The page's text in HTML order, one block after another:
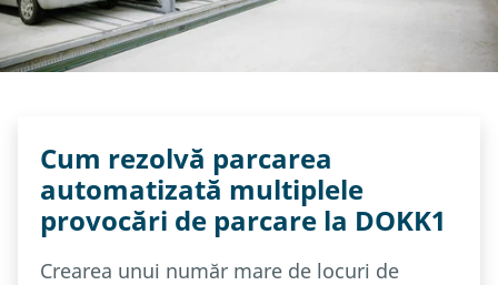
Cum rezolvă parcarea
automatizată multiplele
provocări de parcare la DOKK1
Crearea unui număr mare de locuri de